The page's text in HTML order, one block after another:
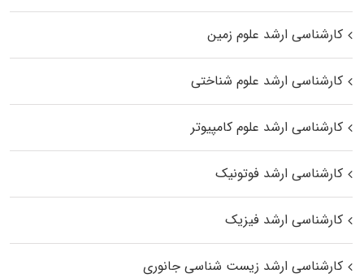
کارشناسی ارشد علوم زمین
کارشناسی ارشد علوم شناختی
کارشناسی ارشد علوم کامپیوتر
کارشناسی ارشد فوتونیک
کارشناسی ارشد فیزیک
کارشناسی ارشد زیست‌ شناسی جانوری